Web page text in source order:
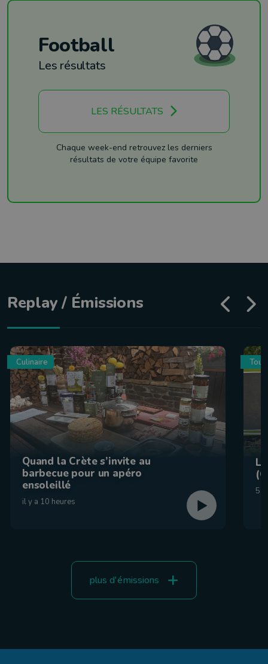
Football
Les résultats
LES RÉSULTATS
Chaque week-end retrouvez les derniers
résultats de votre équipe favorite
Replay / Émissions
Culinaire
Quand la Crète s’invite au
barbecue pour un apéro
ensoleillé
il y a 10 heures
5
plus d'émissions